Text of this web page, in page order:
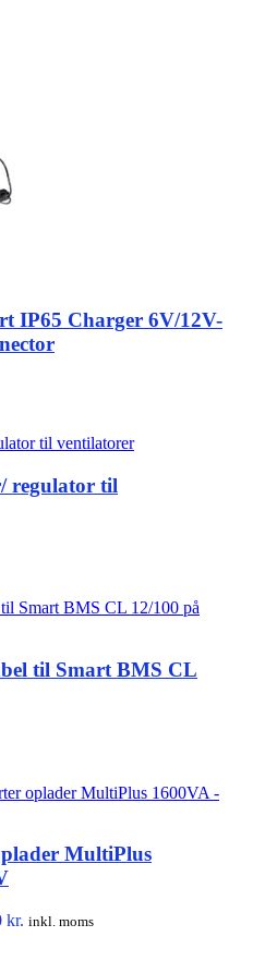
IP65 Charger 6V/12V-
regulator til
til Smart BMS CL
MultiPlus
kr. Prisinterval:
inkl. moms